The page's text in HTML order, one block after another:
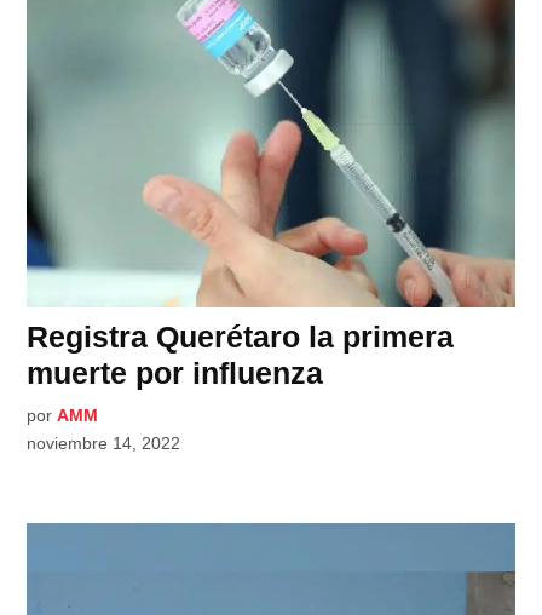
Registra Querétaro la primera
muerte por influenza
por AMM
noviembre 14, 2022